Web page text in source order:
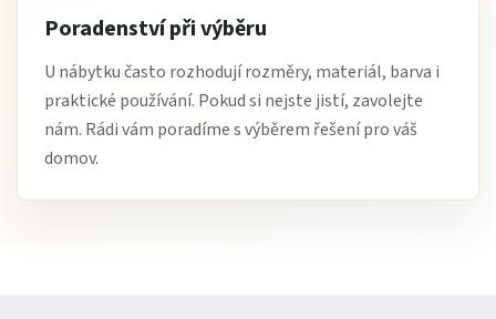
Poradenství při výběru
U nábytku často rozhodují rozměry, materiál, barva i
praktické používání. Pokud si nejste jistí, zavolejte
nám. Rádi vám poradíme s výběrem řešení pro váš
domov.